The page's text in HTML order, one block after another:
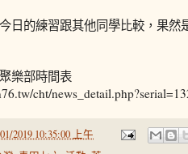
日的練習跟其他同學比較，果
樂部時間表
cht/
2019 10:35:00 上午